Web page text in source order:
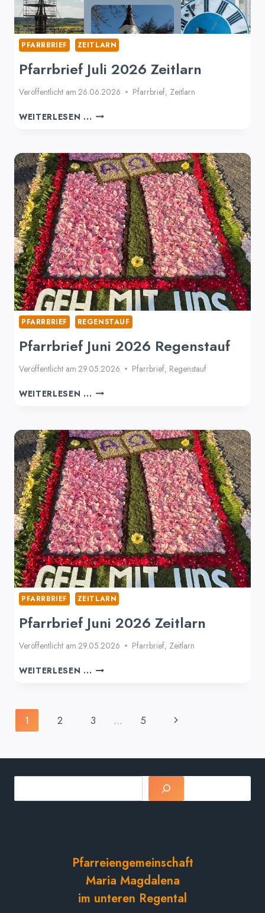
PFARRBRIEF ZEITLARN
Pfarrbrief Juli 2026 Zeitlarn
Veröffentlicht am 26.06.2026 Pfarrbrief, Zeitlarn
WEITERLESEN ... PFARRBRIEF
ZEITLARN
PFARRBRIEF REGENSTAUF
Pfarrbrief Juni 2026 Regenstauf
Veröffentlicht am 29.05.2026 Pfarrbrief, Regenstauf
WEITERLESEN ... PFARRBRIEF
REGENSTAUF
PFARRBRIEF ZEITLARN
Pfarrbrief Juni 2026 Zeitlarn
Veröffentlicht am 29.05.2026 Pfarrbrief, Zeitlarn
WEITERLESEN ... PFARRBRIEF
Seitennavigation
1 2 3 … 5
Nächste
Suchen
Pfarreiengemeinschaft
Maria Magdalena
im unteren Regental